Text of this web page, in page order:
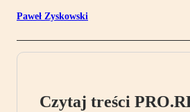
Paweł Zyskowski
Czytaj treści